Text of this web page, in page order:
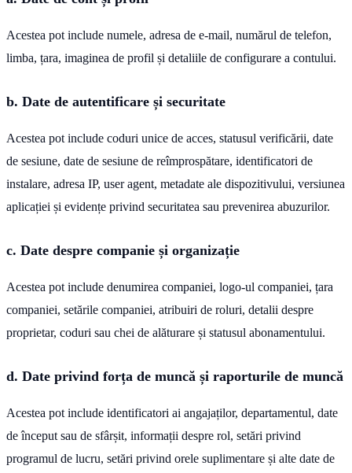
Acestea pot include numele, adresa de e-mail, numărul de telefon,
limba, țara, imaginea de profil și detaliile de configurare a contului.
b. Date de autentificare și securitate
Acestea pot include coduri unice de acces, statusul verificării, date
de sesiune, date de sesiune de reîmprospătare, identificatori de
instalare, adresa IP, user agent, metadate ale dispozitivului, versiunea
aplicației și evidențe privind securitatea sau prevenirea abuzurilor.
c. Date despre companie și organizație
Acestea pot include denumirea companiei, logo-ul companiei, țara
companiei, setările companiei, atribuiri de roluri, detalii despre
proprietar, coduri sau chei de alăturare și statusul abonamentului.
d. Date privind forța de muncă și raporturile de muncă
Acestea pot include identificatori ai angajaților, departamentul, date
de început sau de sfârșit, informații despre rol, setări privind
programul de lucru, setări privind orele suplimentare și alte date de